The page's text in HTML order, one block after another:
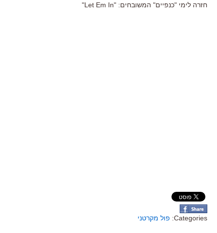
חזרה לימי "כנפיים" המשובחים: "Let Em In"
Categories: פול מקרטני